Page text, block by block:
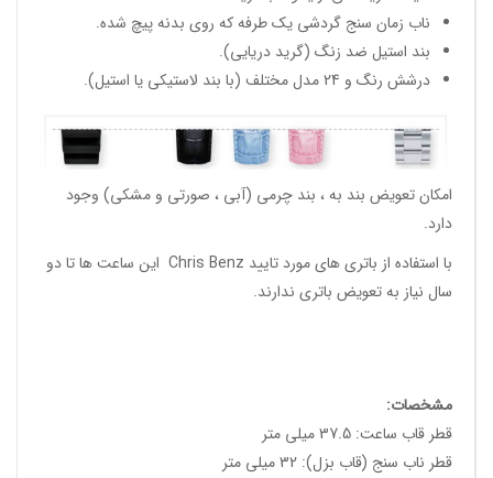
ناب زمان سنج گردشی یک طرفه که روی بدنه پیچ شده.
بند استیل ضد زنگ (گرید دریایی).
درشش رنگ و 24 مدل مختلف (با بند لاستیکی یا استیل).
امکان تعویض بند به ، بند چرمی (آبی ، صورتی و مشکی) وجود
دارد.
با استفاده از باتری های مورد تایید Chris Benz این ساعت ها تا دو
سال نیاز به تعویض باتری ندارند.
مشخصات:
قطر قاب ساعت: 37.5 میلی متر
قطر ناب سنج (قاب بزل): 32 میلی متر